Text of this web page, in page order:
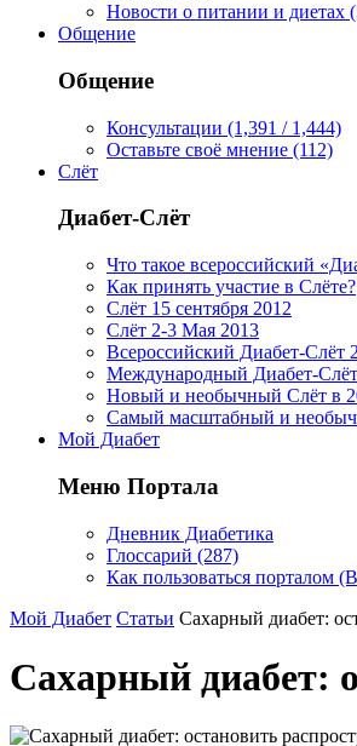
Новости о питании и диетах
Общение
Общение
Консультации (1,391 / 1,444)
Оставьте своё мнение (112)
Слёт
Диабет-Слёт
Что такое всероссийский
Как принять участие в Слёте?
Слёт 15 сентября 2012
Слёт 2-3 Мая 2013
Всероссийский Диабет-Слёт
Международный Диабет-
Новый и необычный Слёт в
Самый масштабный и
Мой Диабет
Меню Портала
Дневник Диабетика
Глоссарий (287)
Как пользоваться порталом
Мой Диабет Статьи Сахарный диабет:
Сахарный диабет: